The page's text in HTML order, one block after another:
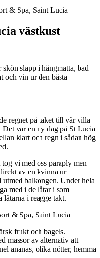
västkust
slapp i hängmatta, bad
och vin ur den bästa
regnet på taket till vår villa
var en ny dag på St Lucia
klart och regn i sådan hög
vi med oss paraply men
av en kvinna ur
utmed balkongen. Under hela
med i de låtar i som
låtarna i reagge takt.
frukt och bagels.
massor av alternativ att
ananas, olika nötter, hemma